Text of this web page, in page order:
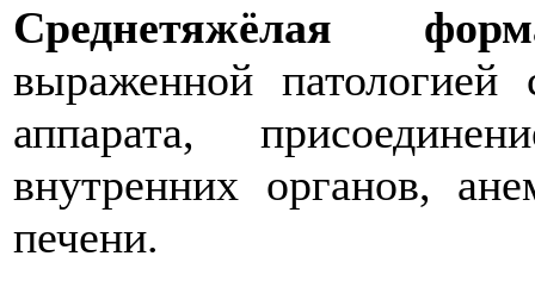
Среднетяжёлая
выраженной
аппарата,
внутренних органов,
печени.